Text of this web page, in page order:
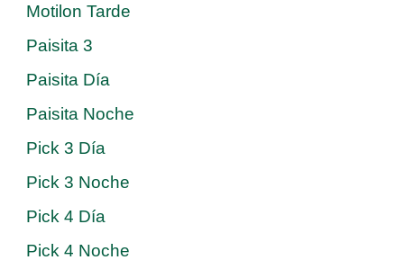
Motilon Tarde
Paisita 3
Paisita Día
Paisita Noche
Pick 3 Día
Pick 3 Noche
Pick 4 Día
Pick 4 Noche